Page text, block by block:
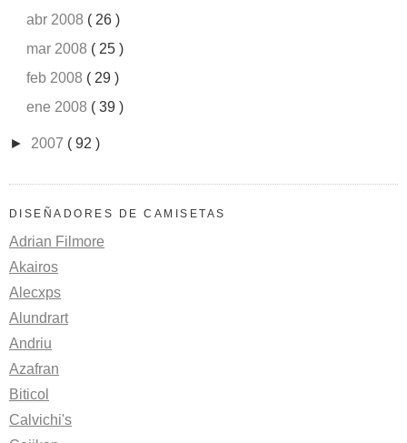
abr 2008 ( 26 )
mar 2008 ( 25 )
feb 2008 ( 29 )
ene 2008 ( 39 )
► 2007 ( 92 )
DISEÑADORES DE CAMISETAS
Adrian Filmore
Akairos
Alecxps
Alundrart
Andriu
Azafran
Biticol
Calvichi's